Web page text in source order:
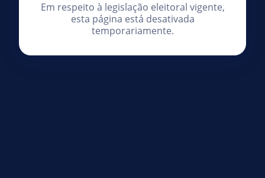
Em respeito à legislação eleitoral vigente,
esta página está desativada
temporariamente.